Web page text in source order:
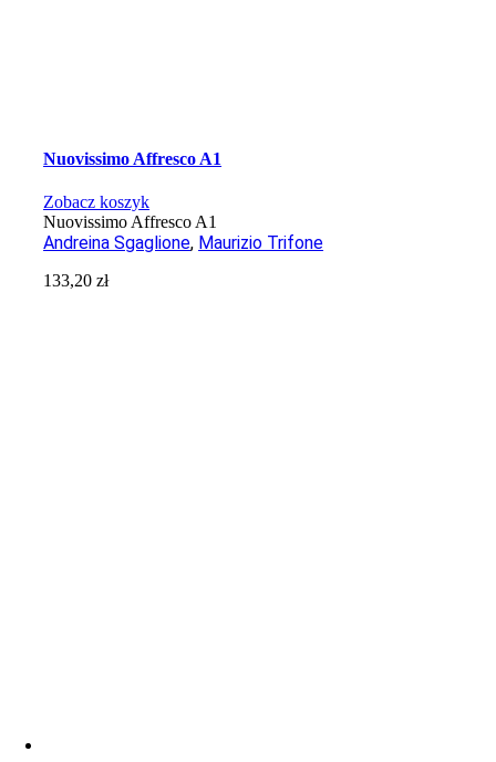
Nuovissimo Affresco A1
Zobacz koszyk
Nuovissimo Affresco A1
Andreina Sgaglione, Maurizio Trifone
133,20zł